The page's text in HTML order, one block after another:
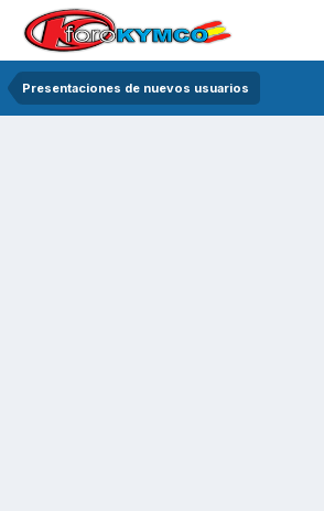
Presentaciones de nuevos usuarios